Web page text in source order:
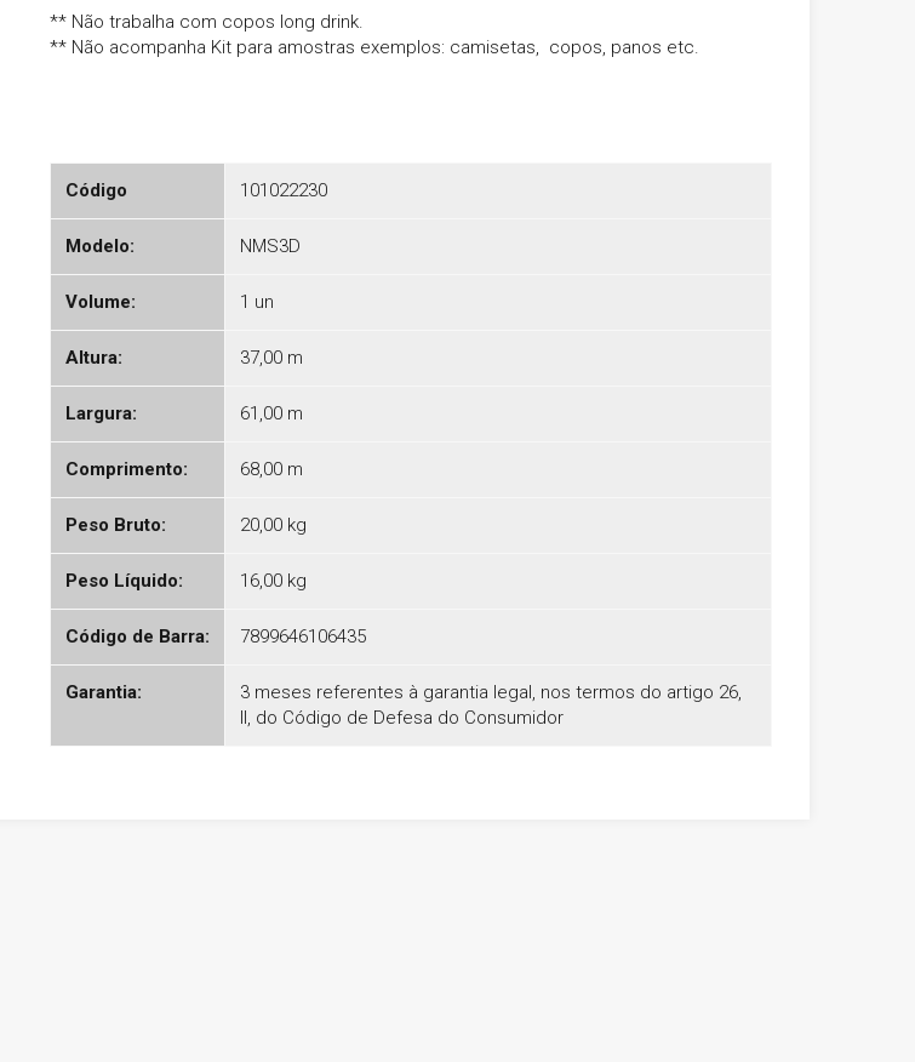
** Não trabalha com copos long drink.
** Não acompanha Kit para amostras exemplos: camisetas, copos, panos etc.
Código 101022230
Modelo: NMS3D
Volume: 1 un
Altura: 37,00 m
Largura: 61,00 m
Comprimento: 68,00 m
Peso Bruto: 20,00 kg
Peso Líquido: 16,00 kg
Código de Barra: 7899646106435
Garantia:
3 meses referentes à garantia legal, nos termos do artigo 26,
II, do Código de Defesa do Consumidor